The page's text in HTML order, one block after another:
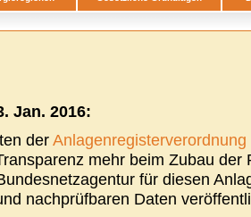
Jan. 2016:
derAnlagenregisterverordnung
mehr beim Zubau der
für diesen
nachprüfbaren Daten